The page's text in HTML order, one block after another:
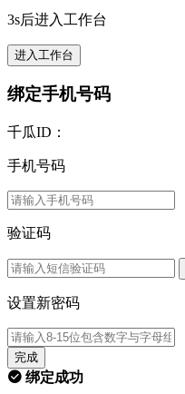
3s后进入工作台
进入工作台
绑定手机号码
千瓜ID：
手机号码
验证码
设置新密码
完成
绑定成功